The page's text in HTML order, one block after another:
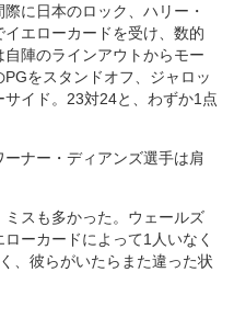
に日本のロック、ハリー・
エローカードを受け、数的
陣のラインアウトからモー
をスタンドオフ、ジャロッ
サイド。23対24と、わずか1点
ナー・ディアンズ選手は肩
ミスも多かった。ウェールズ
ーカードによって1人いなく
、彼らがいたらまた違った状